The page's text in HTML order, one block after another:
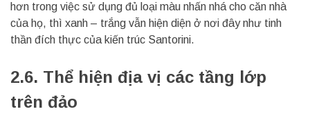
hơn trong việc sử dụng đủ loại màu nhấn nhá cho căn nhà
của họ, thì xanh – trắng vẫn hiện diện ở nơi đây như tinh
thần đích thực của kiến trúc Santorini.
2.6. Thể hiện địa vị các tầng lớp
trên đảo